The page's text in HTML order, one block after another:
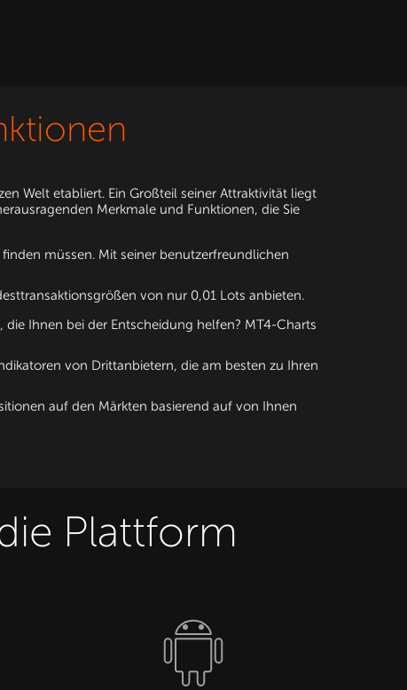
Welt etabliert. Ein Großteil seiner Attraktivität liegt
Merkmale und Funktionen, die Sie
müssen. Mit seiner benutzerfreundlichen
von nur 0,01 Lots anbieten.
Ihnen bei der Entscheidung helfen? MT4-Charts
von Drittanbietern, die am besten zu Ihren
auf den Märkten basierend auf von Ihnen
Plattform